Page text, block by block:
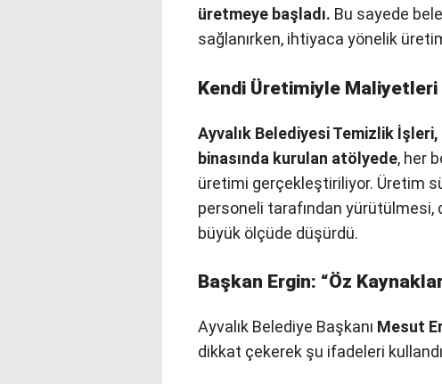
üretmeye başladı. Bu sayede
sağlanırken, ihtiyaca yönelik
Kendi Üretimiyle Maliyetleri
Ayvalık Belediyesi Temizlik
binasında kurulan atölyede, her
üretimi gerçekleştiriliyor. Üretim
personeli tarafından yürütülmesi,
büyük ölçüde düşürdü.
Başkan Ergin: “Öz
Ayvalık Belediye Başkanı Mesut
dikkat çekerek şu ifadeleri